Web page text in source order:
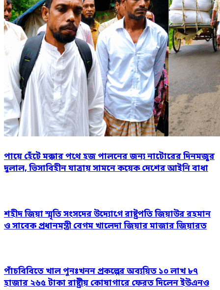
পায়ে হেঁটে মক্কার পথে হজ পালনের জন্য নাটোরের দিনমজুর
দুলাল, ভিসাবিহীন যাত্রায় সামনে কয়েক দেশের আইনি বাধা
শহীদ জিয়া স্মৃতি সংসদের উদ্যোগে রাষ্ট্রপতি জিয়াউর রহমান
ও সাবেক প্রধানমন্ত্রী বেগম খালেদা জিয়ার মাজার জিয়ারত
পাঁচবিবিতে খাল পুনঃখনন প্রকল্পের অব্যয়িত ১০ লাখ ৮৭
হাজার ২৬৫ টাকা রাষ্ট্রীয় কোষাগারে ফেরত দিলেন ইউএনও